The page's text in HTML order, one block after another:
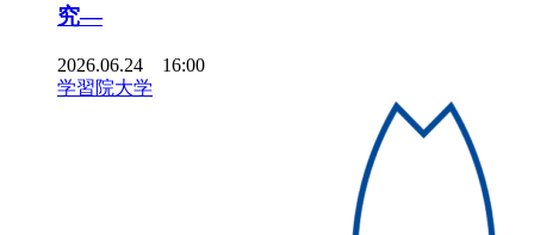
究―
2026.06.24 16:00
学習院大学